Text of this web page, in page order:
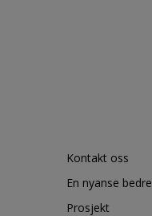
Kontakt oss
En nyanse bedre
Prosjekt